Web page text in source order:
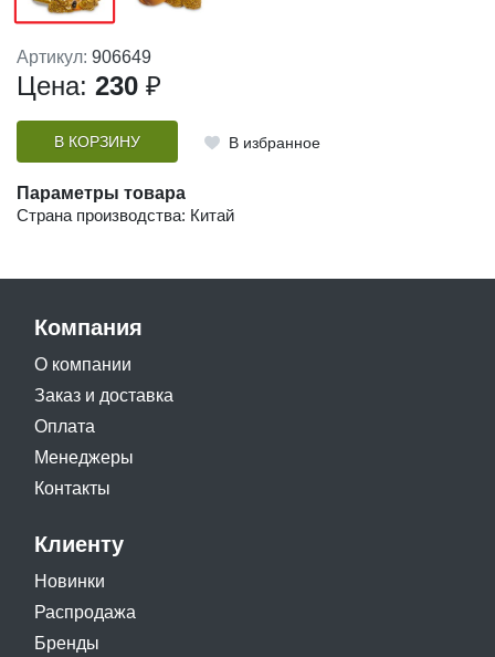
Артикул: 906649
Цена: 230 ₽
В КОРЗИНУ В избранное
Параметры товара
Страна производства: Китай
Компания
О компании
Заказ и доставка
Оплата
Менеджеры
Контакты
Клиенту
Новинки
Распродажа
Бренды